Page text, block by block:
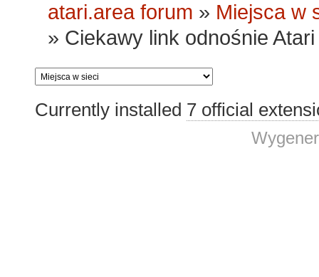
atari.area forum » Miejsca w
» Ciekawy link odnośnie
Currently installed 7 official